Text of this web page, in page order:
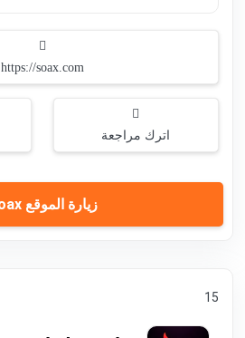
https://soax.com
اترك مراجعة
زيارة الموقع Soax
15